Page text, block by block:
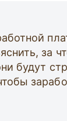
за
будут